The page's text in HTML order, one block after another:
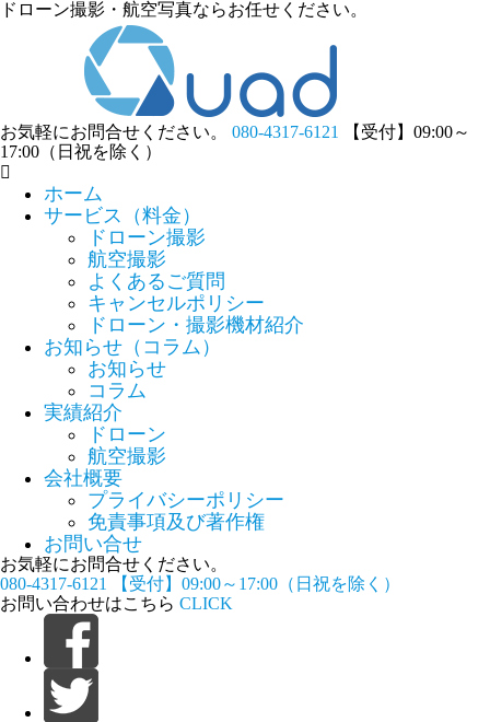
ドローン撮影・航空写真ならお任せください。
お気軽にお問合せください。 080-4317-6121
【受付】09:00～
17:00（日祝を除く）
ホーム
サービス（料金）
ドローン撮影
航空撮影
よくあるご質問
キャンセルポリシー
ドローン・撮影機材紹介
お知らせ（コラム）
お知らせ
コラム
実績紹介
ドローン
航空撮影
会社概要
プライバシーポリシー
免責事項及び著作権
お問い合せ
お気軽にお問合せください。
080-4317-6121
【受付】09:00～17:00（日祝を除く）
お問い合わせはこちら CLICK